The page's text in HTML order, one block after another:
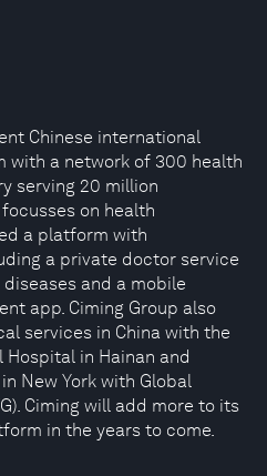
Chinese international
with a network of 300 health
serving 20 million
on health
a platform with
a private doctor service
and a mobile
app. Ciming Group also
services in China with the
in Hainan and
New York with Global
Ciming will add more to its
in the years to come.